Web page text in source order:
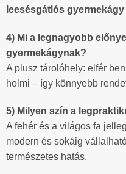
leesésgátlós gyermekágy
4) Mi a legnagyobb
gyermekágynak?
A plusz tárolóhely: elfér
holmi – így könnyebb
5) Milyen szín a
A fehér és a világos fa
modern és sokáig
természetes hatás.